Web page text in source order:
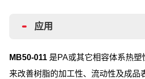
应用
MB50-011是PA或其它相容体系热塑
来改善树脂的加工性、流动性及成品